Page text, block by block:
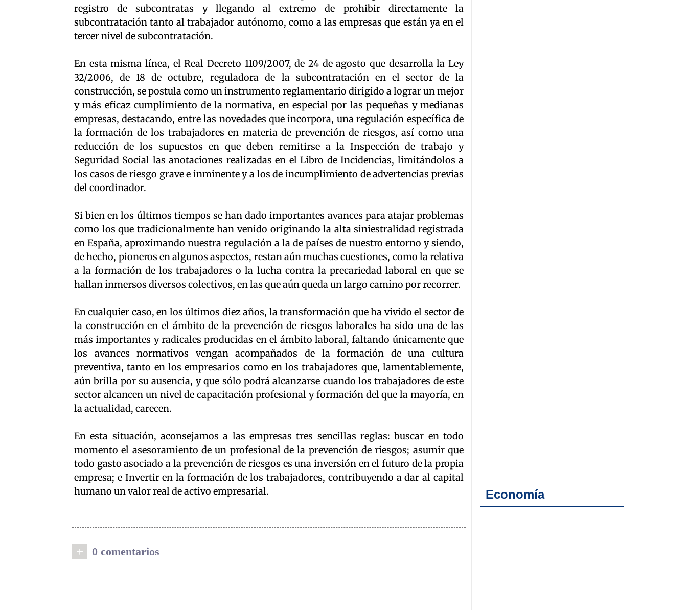
registro de subcontratas y llegando al extremo de prohibir directamente la
subcontratación tanto al trabajador autónomo, como a las empresas que están ya en el
tercer nivel de subcontratación.
En esta misma línea, el Real Decreto 1109/2007, de 24 de agosto que desarrolla la Ley
32/2006, de 18 de octubre, reguladora de la subcontratación en el sector de la
construcción, se postula como un instrumento reglamentario dirigido a lograr un mejor
y más eficaz cumplimiento de la normativa, en especial por las pequeñas y medianas
empresas, destacando, entre las novedades que incorpora, una regulación específica de
la formación de los trabajadores en materia de prevención de riesgos, así como una
reducción de los supuestos en que deben remitirse a la Inspección de trabajo y
Seguridad Social las anotaciones realizadas en el Libro de Incidencias, limitándolos a
los casos de riesgo grave e inminente y a los de incumplimiento de advertencias previas
del coordinador.
Si bien en los últimos tiempos se han dado importantes avances para atajar problemas
como los que tradicionalmente han venido originando la alta siniestralidad registrada
en España, aproximando nuestra regulación a la de países de nuestro entorno y siendo,
de hecho, pioneros en algunos aspectos, restan aún muchas cuestiones, como la relativa
a la formación de los trabajadores o la lucha contra la precariedad laboral en que se
hallan inmersos diversos colectivos, en las que aún queda un largo camino por recorrer.
En cualquier caso, en los últimos diez años, la transformación que ha vivido el sector de
la construcción en el ámbito de la prevención de riesgos laborales ha sido una de las
más importantes y radicales producidas en el ámbito laboral, faltando únicamente que
los avances normativos vengan acompañados de la formación de una cultura
preventiva, tanto en los empresarios como en los trabajadores que, lamentablemente,
aún brilla por su ausencia, y que sólo podrá alcanzarse cuando los trabajadores de este
sector alcancen un nivel de capacitación profesional y formación del que la mayoría, en
la actualidad, carecen.
En esta situación, aconsejamos a las empresas tres sencillas reglas: buscar en todo
momento el asesoramiento de un profesional de la prevención de riesgos; asumir que
todo gasto asociado a la prevención de riesgos es una inversión en el futuro de la propia
empresa; e Invertir en la formación de los trabajadores, contribuyendo a dar al capital
humano un valor real de activo empresarial.
+ 0 comentarios
Economía